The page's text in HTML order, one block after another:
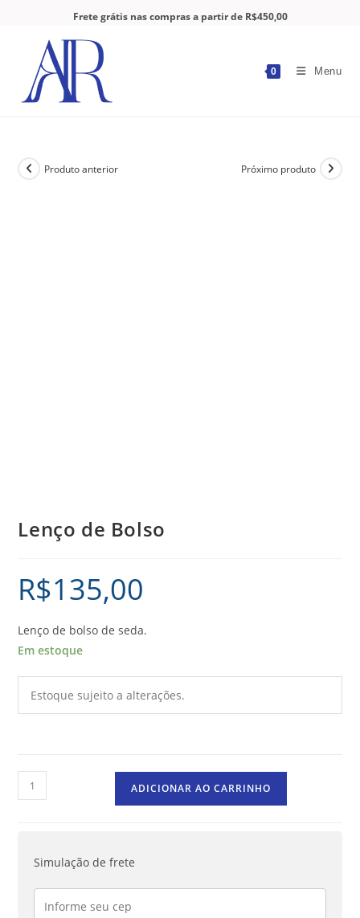
Frete grátis nas compras a partir de R$450,00
0 Menu
Produto anterior Próximo produto
Lenço de Bolso
R$135,00
Lenço de bolso de seda.
Em estoque
Estoque sujeito a alterações.
ADICIONAR AO CARRINHO
Simulação de frete